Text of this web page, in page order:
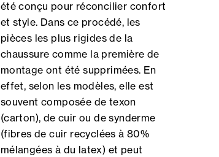
été conçu pour réconcilier confort
et style. Dans ce procédé, les
pièces les plus rigides de la
chaussure comme la première de
montage ont été supprimées. En
effet, selon les modèles, elle est
souvent composée de texon
(carton), de cuir ou de synderme
(fibres de cuir recyclées à 80%
mélangées à du latex) et peut